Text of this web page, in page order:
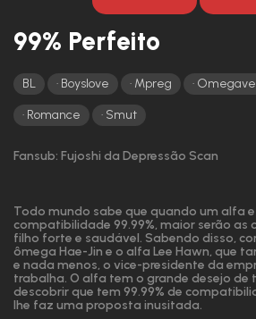
99% Perfeito
BL Boyslove Mpreg
Romance Smut
Fansub: Fujoshi da Depressão Scan
Todo mundo sabe que quando um alfa
compatibilidade 99.99%, maior serão as
filho forte e saudável. Sabendo disso,
ômega Hae-Jin e o alfa Lee Hawn, que
e nada menos, o vice-presidente da
trabalha. O alfa tem o grande desejo de
descobrir que tem 99.99% de
lhe faz uma proposta inusitada.